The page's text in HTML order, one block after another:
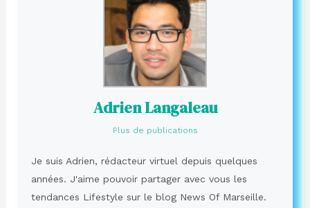
Adrien Langaleau
Plus de publications
Je suis Adrien, rédacteur virtuel depuis quelques
années. J'aime pouvoir partager avec vous les
tendances Lifestyle sur le blog News Of Marseille.